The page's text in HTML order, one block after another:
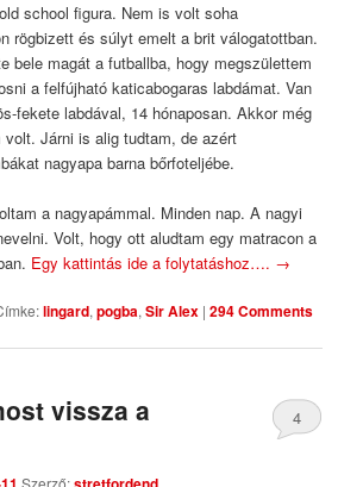
school figura. Nem is volt soha
rögbizett és súlyt emelt a brit válogatottban.
bele magát a futballba, hogy megszülettem
a felfújható katicabogaras labdámat. Van
fekete labdával, 14 hónaposan. Akkor még
volt. Járni is alig tudtam, de azért
nagyapa barna bőrfoteljébe.
a nagyapámmal. Minden nap. A nagyi
Volt, hogy ott aludtam egy matracon a
Egy kattintás ide a folytatáshoz…. →
lingard,pogba,Sir Alex |294 Comments
vissza a
Szerző:
4